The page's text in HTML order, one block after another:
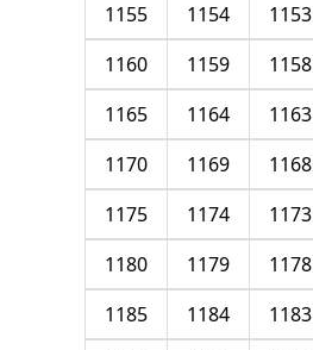
1153
1154
1155
1158
1159
1160
1163
1164
1165
1168
1169
1170
1173
1174
1175
1178
1179
1180
1183
1184
1185